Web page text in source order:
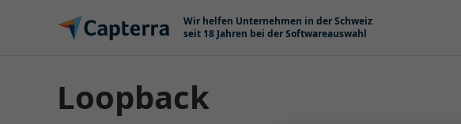
Zum Inhalt springen
Wir helfen Unternehmen in der Schweiz
seit 18 Jahren bei der Softwareauswahl
Loopback